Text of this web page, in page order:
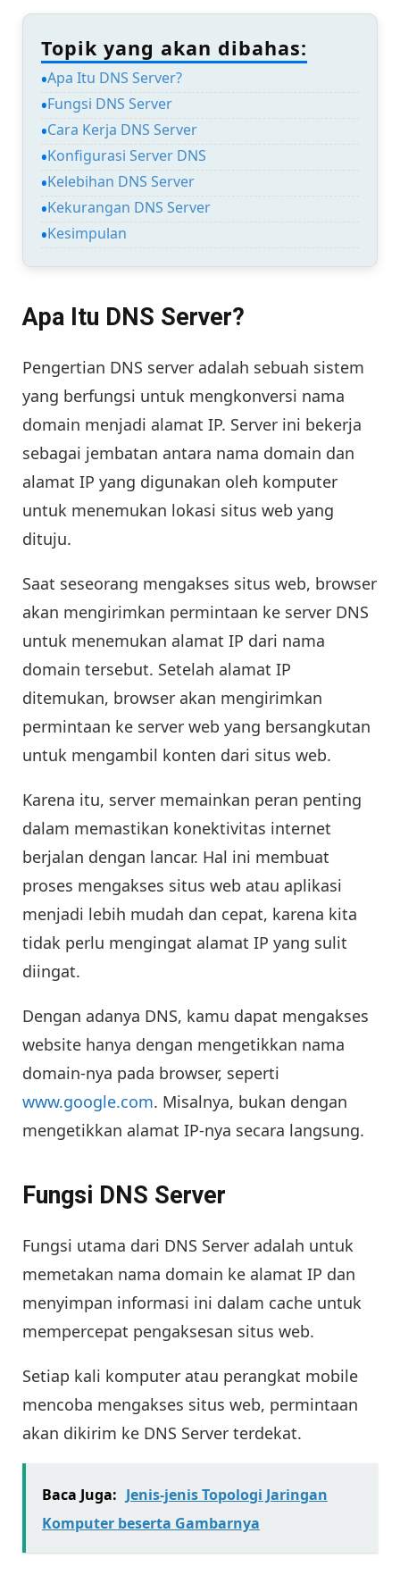
Topik yang akan dibahas:
Apa Itu DNS Server?
Fungsi DNS Server
Cara Kerja DNS Server
Konfigurasi Server DNS
Kelebihan DNS Server
Kekurangan DNS Server
Kesimpulan
Apa Itu DNS Server?
Pengertian DNS server adalah sebuah sistem
yang berfungsi untuk mengkonversi nama
domain menjadi alamat IP. Server ini bekerja
sebagai jembatan antara nama domain dan
alamat IP yang digunakan oleh komputer
untuk menemukan lokasi situs web yang
dituju.
Saat seseorang mengakses situs web, browser
akan mengirimkan permintaan ke server DNS
untuk menemukan alamat IP dari nama
domain tersebut. Setelah alamat IP
ditemukan, browser akan mengirimkan
permintaan ke server web yang bersangkutan
untuk mengambil konten dari situs web.
Karena itu, server memainkan peran penting
dalam memastikan konektivitas internet
berjalan dengan lancar. Hal ini membuat
proses mengakses situs web atau aplikasi
menjadi lebih mudah dan cepat, karena kita
tidak perlu mengingat alamat IP yang sulit
diingat.
Dengan adanya DNS, kamu dapat mengakses
website hanya dengan mengetikkan nama
domain-nya pada browser, seperti
www.google.com. Misalnya, bukan dengan
mengetikkan alamat IP-nya secara langsung.
Fungsi DNS Server
Fungsi utama dari DNS Server adalah untuk
memetakan nama domain ke alamat IP dan
menyimpan informasi ini dalam cache untuk
mempercepat pengaksesan situs web.
Setiap kali komputer atau perangkat mobile
mencoba mengakses situs web, permintaan
akan dikirim ke DNS Server terdekat.
Baca Juga: Jenis-jenis Topologi Jaringan
Komputer beserta Gambarnya